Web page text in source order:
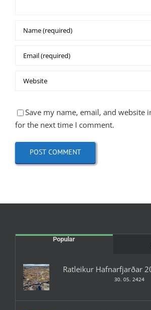
Save my name, email, and website
for the next time I comment.
Popular
Ratleikur Hafnarfjarðar
30. 05. 2424